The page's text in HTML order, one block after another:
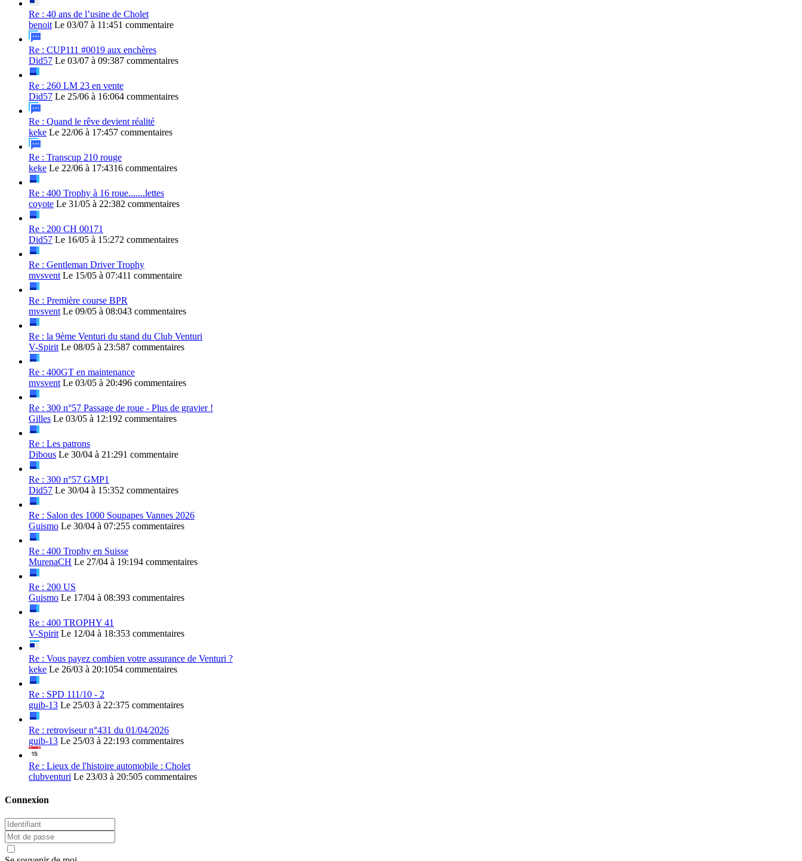
Re : 40 ans de l’usine de Cholet
benoit Le 03/07 à 11:451 commentaire
Re : CUP111 #0019 aux enchères
Did57 Le 03/07 à 09:387 commentaires
Re : 260 LM 23 en vente
Did57 Le 25/06 à 16:064 commentaires
Re : Quand le rêve devient réalité
keke Le 22/06 à 17:457 commentaires
Re : Transcup 210 rouge
keke Le 22/06 à 17:4316 commentaires
Re : 400 Trophy à 16 roue.......lettes
coyote Le 31/05 à 22:382 commentaires
Re : 200 CH 00171
Did57 Le 16/05 à 15:272 commentaires
Re : Gentleman Driver Trophy
mvsvent Le 15/05 à 07:411 commentaire
Re : Première course BPR
mvsvent Le 09/05 à 08:043 commentaires
Re : la 9ème Venturi du stand du Club Venturi
V-Spirit Le 08/05 à 23:587 commentaires
Re : 400GT en maintenance
mvsvent Le 03/05 à 20:496 commentaires
Re : 300 n°57 Passage de roue - Plus de gravier !
Gilles Le 03/05 à 12:192 commentaires
Re : Les patrons
Dibous Le 30/04 à 21:291 commentaire
Re : 300 n°57 GMP1
Did57 Le 30/04 à 15:352 commentaires
Re : Salon des 1000 Soupapes Vannes 2026
Guismo Le 30/04 à 07:255 commentaires
Re : 400 Trophy en Suisse
MurenaCH Le 27/04 à 19:194 commentaires
Re : 200 US
Guismo Le 17/04 à 08:393 commentaires
Re : 400 TROPHY 41
V-Spirit Le 12/04 à 18:353 commentaires
Re : Vous payez combien votre assurance de Venturi ?
keke Le 26/03 à 20:1054 commentaires
Re : SPD 111/10 - 2
guib-13 Le 25/03 à 22:375 commentaires
Re : retroviseur n°431 du 01/04/2026
guib-13 Le 25/03 à 22:193 commentaires
Re : Lieux de l'histoire automobile : Cholet
clubventuri Le 23/03 à 20:505 commentaires
Connexion